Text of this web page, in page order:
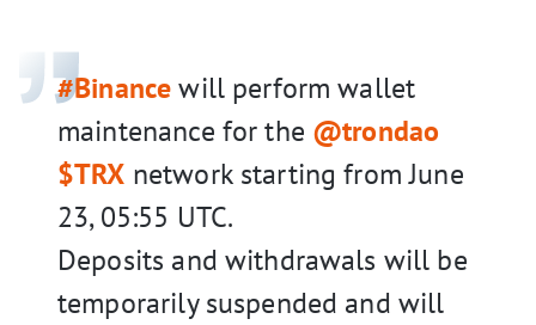
#Binancewill perform wallet
maintenance for the @trondao
$TRX network starting from June
23, 05:55 UTC.
Deposits and withdrawals will be
temporarily suspended and will